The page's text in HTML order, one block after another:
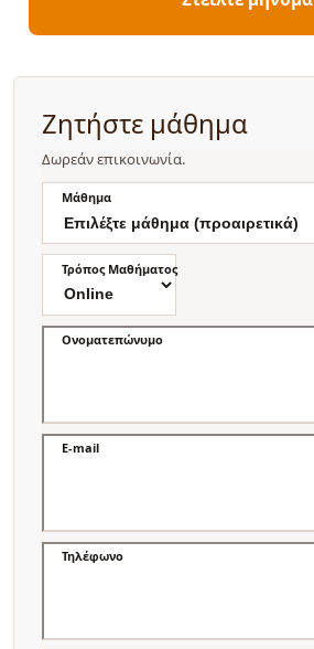
Ζητήστε μάθημα
Δωρεάν επικοινωνία.
Μάθημα
Τρόπος Μαθήματος
Ονοματεπώνυμο
E-mail
Τηλέφωνο